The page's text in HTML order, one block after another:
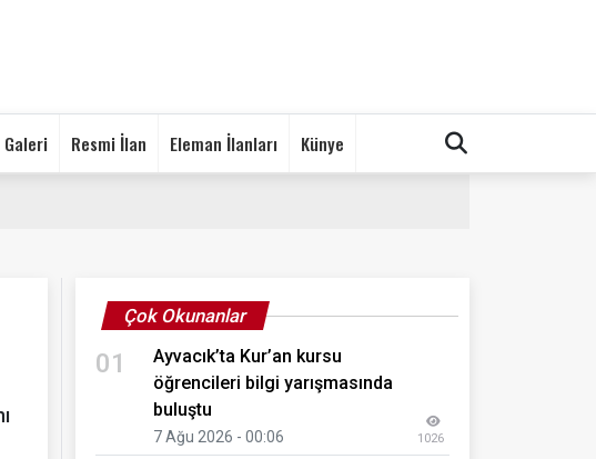
Resmi İlan Eleman İlanları Künye
Çok Okunanlar
01
Ayvacık’ta Kur’an kursu
öğrencileri bilgi yarışmasında
buluştu
7 Ağu 2026 - 00:06 1026